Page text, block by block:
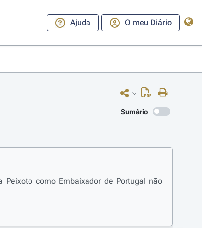
Ajuda O meu Diário
Sumário
como Embaixador de Portugal não